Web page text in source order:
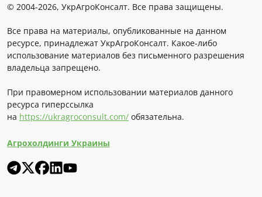
© 2004-2026, УкрАгроКонсалт. Все права защищены.
Все права на материалы, опубликованные на данном
ресурсе, принадлежат УкрАгроКонсалт. Какое-либо
использование материалов без письменного разрешения
владельца запрещено.
При правомерном использовании материалов данного
ресурса гиперссылка
на https://ukragroconsult.com/ обязательна.
Агрохолдинги Украины